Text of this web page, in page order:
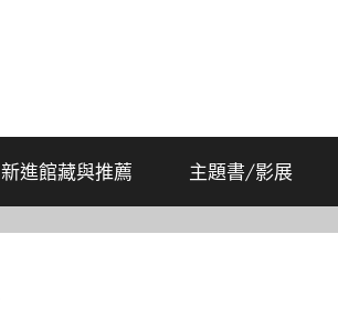
新進館藏與推薦 主題書/影展